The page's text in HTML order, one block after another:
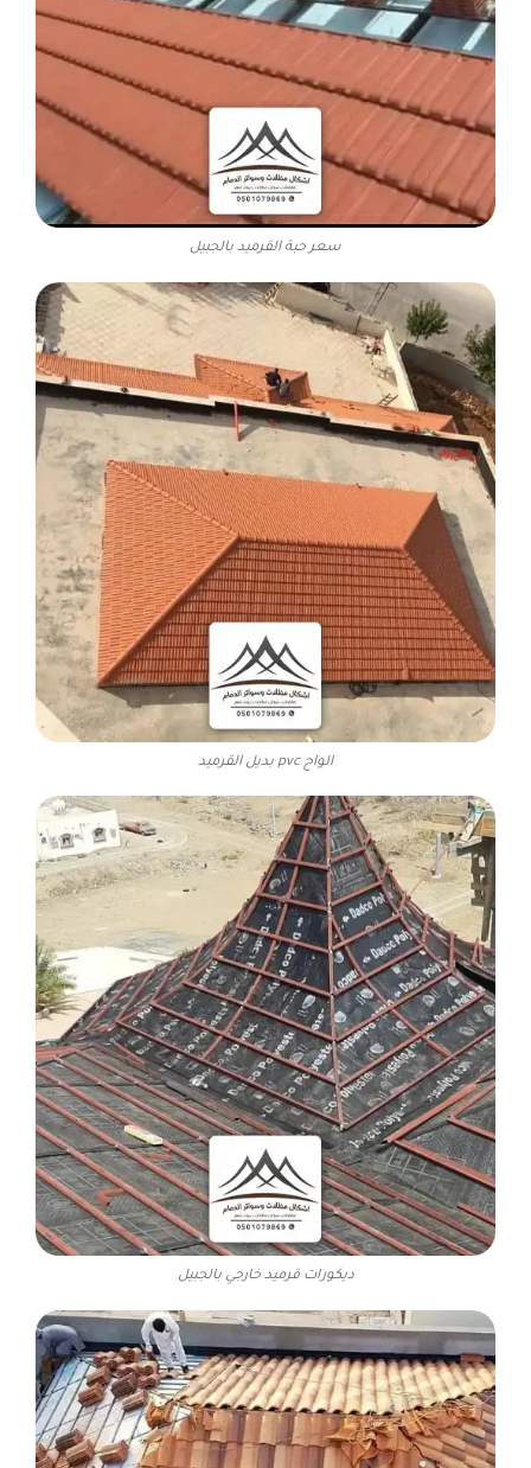
سعر حبة القرميد بالجبيل
الواح pvc بديل القرميد
ديكورات قرميد خارجي بالجبيل